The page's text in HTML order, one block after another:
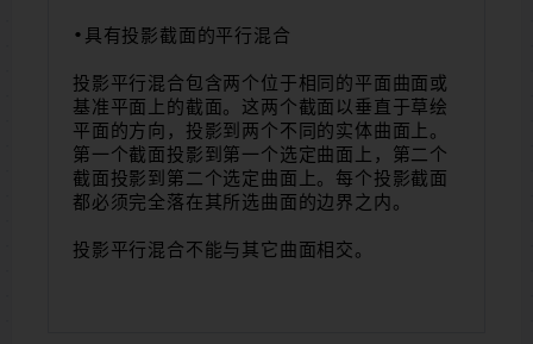
•具有投影截面的平行混合
投影平行混合包含两个位于相同的平面曲面或
基准平面上的截面。这两个截面以垂直于草绘
平面的方向，投影到两个不同的实体曲面上。
第一个截面投影到第一个选定曲面上，第二个
截面投影到第二个选定曲面上。每个投影截面
都必须完全落在其所选曲面的边界之内。
投影平行混合不能与其它曲面相交。